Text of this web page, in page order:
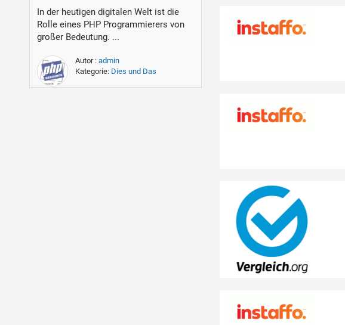
Programmierer
beherrschen?
In der heutigen digitalen Welt ist die
Rolle eines PHP Programmierers von
großer Bedeutung. ...
Autor : admin
Kategorie: Dies und Das